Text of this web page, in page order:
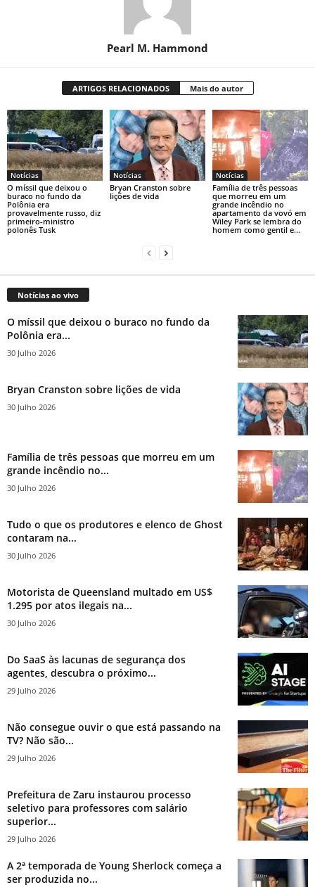
Pearl M. Hammond
ARTIGOS RELACIONADOS Mais do autor
Notícias
O míssil que deixou o
buraco no fundo da
Polônia era
provavelmente russo, diz
primeiro-ministro
polonês Tusk
Notícias
Bryan Cranston sobre
lições de vida
Notícias
Família de três pessoas
que morreu em um
grande incêndio no
apartamento da vovó em
Wiley Park se lembra do
homem como gentil e...
Notícias ao vivo
O míssil que deixou o buraco no fundo da
Polônia era...
30 Julho 2026
Bryan Cranston sobre lições de vida
30 Julho 2026
Família de três pessoas que morreu em um
grande incêndio no...
30 Julho 2026
Tudo o que os produtores e elenco de Ghost
contaram na...
30 Julho 2026
Motorista de Queensland multado em US$
1.295 por atos ilegais na...
30 Julho 2026
Do SaaS às lacunas de segurança dos
agentes, descubra o próximo...
29 Julho 2026
Não consegue ouvir o que está passando na
TV? Não são...
29 Julho 2026
Prefeitura de Zaru instaurou processo
seletivo para professores com salário
superior...
29 Julho 2026
A 2ª temporada de Young Sherlock começa a
ser produzida no...